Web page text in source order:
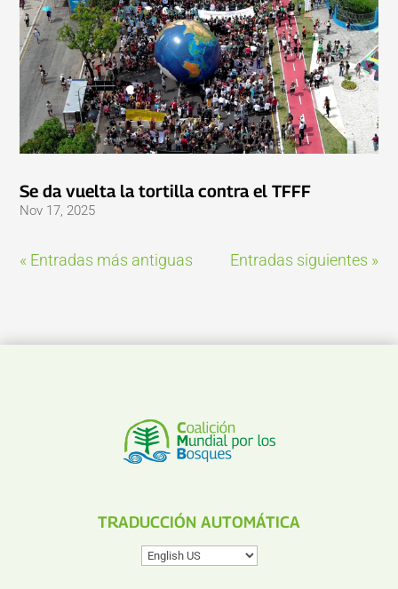
Se da vuelta la tortilla contra el TFFF
Nov 17, 2025
« Entradas más antiguas Entradas siguientes »
TRADUCCIÓN AUTOMÁTICA